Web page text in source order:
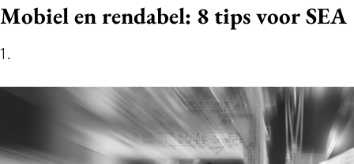
Nieuws app
Mobiel en rendabel: 8 tips voor SEA
1.